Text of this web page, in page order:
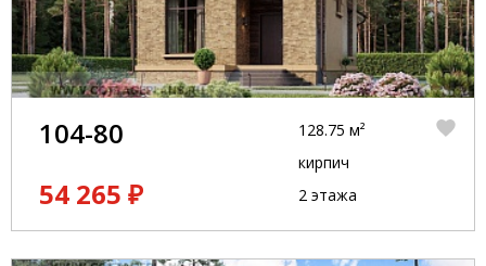
104-80
54 265 ₽
128.75 м²
кирпич
2 этажа